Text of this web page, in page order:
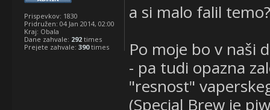
a si malo falil
Po moje bo v naši
- pa tudi opazna
"resnost"
(Special Brew je
Prispevkov: 1830
Pridružen: 04 Jan 2014, 02:00
Kraj: Obala
Dane zahvale: 292 times
Prejete zahvale: 390times